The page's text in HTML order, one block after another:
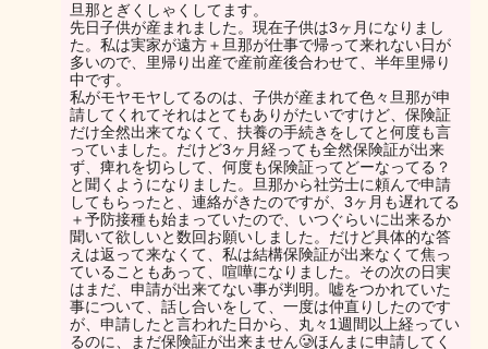
旦那とぎくしゃくしてます。
先日子供が産まれました。現在子供は3ヶ月になりまし
た。私は実家が遠方＋旦那が仕事で帰って来れない日が
多いので、里帰り出産で産前産後合わせて、半年里帰り
中です。
私がモヤモヤしてるのは、子供が産まれて色々旦那が申
請してくれてそれはとてもありがたいですけど、保険証
だけ全然出来てなくて、扶養の手続きをしてと何度も言
っていました。だけど3ヶ月経っても全然保険証が出来
ず、痺れを切らして、何度も保険証ってどーなってる？
と聞くようになりました。旦那から社労士に頼んで申請
してもらったと、連絡がきたのですが、3ヶ月も遅れてる
＋予防接種も始まっていたので、いつぐらいに出来るか
聞いて欲しいと数回お願いしました。だけど具体的な答
えは返って来なくて、私は結構保険証が出来なくて焦っ
ていることもあって、喧嘩になりました。その次の日実
はまだ、申請が出来てない事が判明。嘘をつかれていた
事について、話し合いをして、一度は仲直りしたのです
が、申請したと言われた日から、丸々1週間以上経ってい
るのに、まだ保険証が出来ません🥲ほんまに申請してく